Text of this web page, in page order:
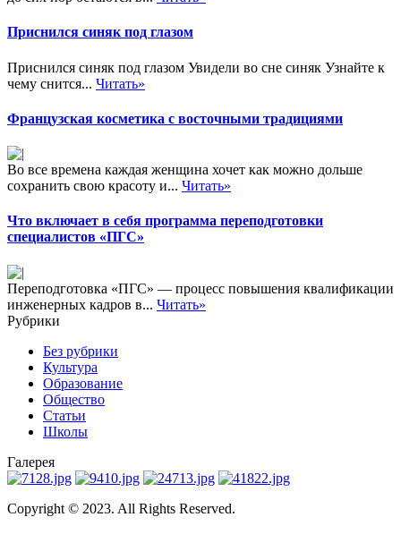
Приснился синяк под глазом
Приснился синяк под глазом Увидели во сне синяк Узнайте к
чему снится... Читать»
Французская косметика с восточными традициями
Во все времена каждая женщина хочет как можно дольше
сохранить свою красоту и... Читать»
Что включает в себя программа переподготовки
специалистов «ПГС»
Переподготовка «ПГС» — процесс повышения квалификации
инженерных кадров в... Читать»
Рубрики
Без рубрики
Культура
Образование
Общество
Статьи
Школы
Галерея
Copyright © 2023. All Rights Reserved.